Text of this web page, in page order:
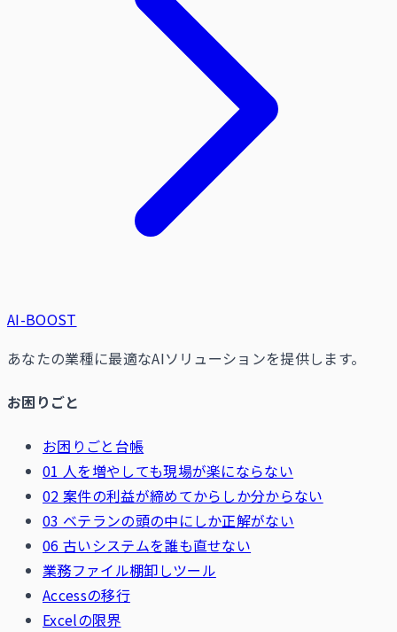
AI-BOOST
あなたの業種に最適なAIソリューションを提供します。
お困りごと
お困りごと台帳
01 人を増やしても現場が楽にならない
02 案件の利益が締めてからしか分からない
03 ベテランの頭の中にしか正解がない
06 古いシステムを誰も直せない
業務ファイル棚卸しツール
Accessの移行
Excelの限界